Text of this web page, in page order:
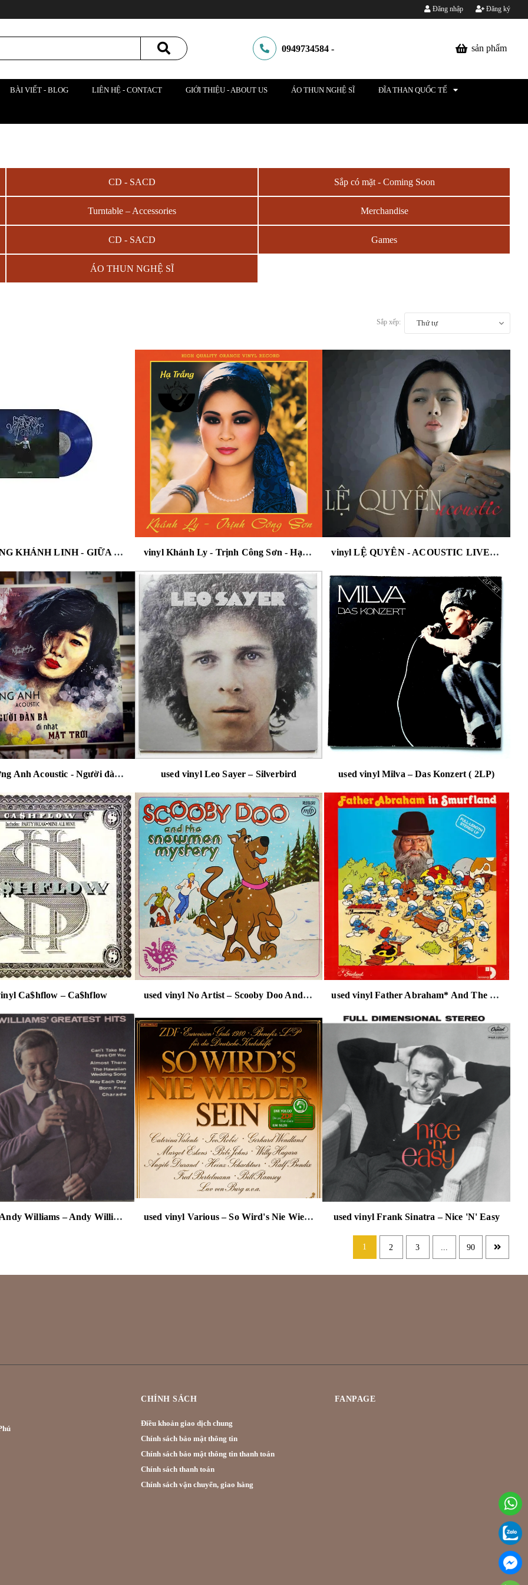
Đăng nhập Đăng ký
0949734584 - sản phẩm
BÀI VIẾT - BLOG LIÊN HỆ - CONTACT GIỚI THIỆU - ABOUT US ÁO THUN NGHỆ SĨ ĐĨA THAN QUỐC TẾ
CD - SACD Sắp có mặt - Coming Soon
Turntable – Accessories Merchandise
CD - SACD Games
ÁO THUN NGHỆ SĨ
Sắp xếp: Thứ tự
vinyl PHÙNG KHÁNH LINH - GIỮA MỘT VẠN NGƯỜI - THE 3RD ALBUM (STARRY NIGHT VINYL LP) vinyl Khánh Ly - Trịnh Công Sơn - Hạ Trắng ( đĩa màu cam ) vinyl LỆ QUYÊN - ACOUSTIC LIVE - MUSIC LIVE SOUND
vinyl Phương Anh Acoustic - Người đàn bà đi nhặt mặt trời . used vinyl Leo Sayer – Silverbird used vinyl Milva – Das Konzert ( 2LP)
Ca$hflow – Ca$hflow used vinyl No Artist – Scooby Doo And The Snowmen Mystery used vinyl Father Abraham* And The Smurfs – Father Abraham In Smurfland
used vinyl Andy Williams – Andy Williams' Greatest Hits used vinyl Various – So Wird's Nie Wieder Sein (ZDF-Evergreen-Gala 1980) used vinyl Frank Sinatra – Nice 'N' Easy
1 2 3 90
CHÍNH SÁCH
Điều khoản giao dịch chung
Chính sách bảo mật thông tin
Chính sách bảo mật thông tin thanh toán
Chính sách thanh toán
Chính sách vận chuyển, giao hàng
FANPAGE